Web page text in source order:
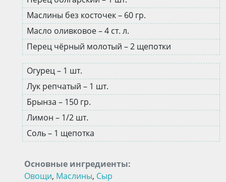
Маслины без косточек – 60 гр.
Масло оливковое – 4 ст. л.
Перец чёрный молотый – 2 щепотки
Огурец – 1 шт.
Лук репчатый – 1 шт.
Брынза – 150 гр.
Лимон – 1/2 шт.
Соль – 1 щепотка
Основные ингредиенты:
Овощи, Маслины, Сыр